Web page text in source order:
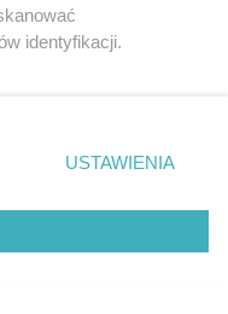
identyfikacji.
prywatności
strony
zgody
się takiemu
zastosowanie tylko
USTAWIENIA